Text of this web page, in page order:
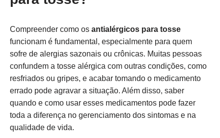
Compreender como os antialérgicos para tosse
funcionam é fundamental, especialmente para quem
sofre de alergias sazonais ou crônicas. Muitas pessoas
confundem a tosse alérgica com outras condições, como
resfriados ou gripes, e acabar tomando o medicamento
errado pode agravar a situação. Além disso, saber
quando e como usar esses medicamentos pode fazer
toda a diferença no gerenciamento dos sintomas e na
qualidade de vida.